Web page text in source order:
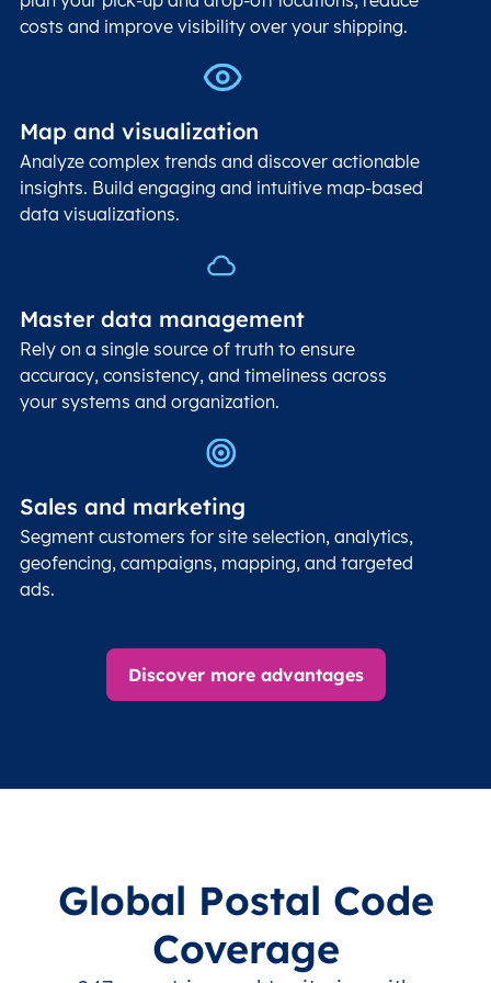
costs and improve visibility over your shipping.
Map and visualization
Analyze complex trends and discover actionable
insights. Build engaging and intuitive map-based
data visualizations.
Master data management
Rely on a single source of truth to ensure
accuracy, consistency, and timeliness across
your systems and organization.
Sales and marketing
Segment customers for site selection, analytics,
geofencing, campaigns, mapping, and targeted
ads.
Discover more advantages
Global Postal Code
Coverage